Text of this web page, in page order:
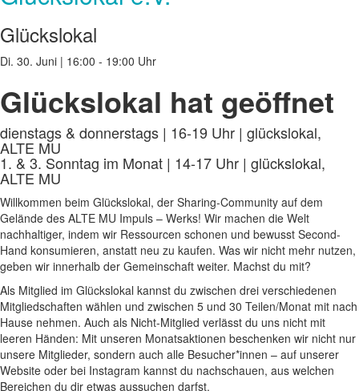
Glückslokal
Di. 30. Juni | 16:00 - 19:00 Uhr
Glückslokal hat geöffnet
dienstags & donnerstags | 16-19 Uhr | glückslokal,
ALTE MU
1. & 3. Sonntag im Monat | 14-17 Uhr | glückslokal,
ALTE MU
Willkommen beim Glückslokal, der Sharing-Community auf dem
Gelände des ALTE MU Impuls – Werks! Wir machen die Welt
nachhaltiger, indem wir Ressourcen schonen und bewusst Second-
Hand konsumieren, anstatt neu zu kaufen. Was wir nicht mehr nutzen,
geben wir innerhalb der Gemeinschaft weiter. Machst du mit?
Als Mitglied im Glückslokal kannst du zwischen drei verschiedenen
Mitgliedschaften wählen und zwischen 5 und 30 Teilen/Monat mit nach
Hause nehmen. Auch als Nicht-Mitglied verlässt du uns nicht mit
leeren Händen: Mit unseren Monatsaktionen beschenken wir nicht nur
unsere Mitglieder, sondern auch alle Besucher*innen – auf unserer
Website oder bei Instagram kannst du nachschauen, aus welchen
Bereichen du dir etwas aussuchen darfst.